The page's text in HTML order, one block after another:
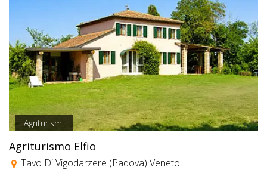
Agriturismi
Agriturismo Elfio
Tavo Di Vigodarzere (Padova) Veneto